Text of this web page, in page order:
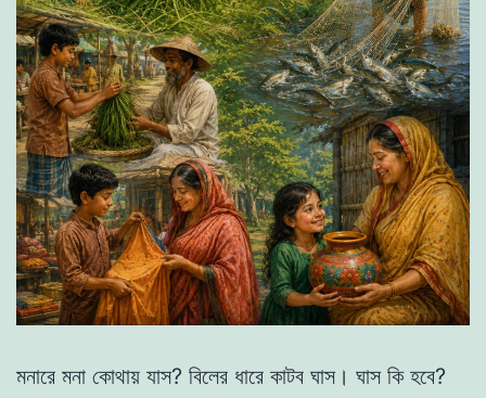
মনারে মনা কোথায় যাস? বিলের ধারে কাটব ঘাস। ঘাস কি হবে?